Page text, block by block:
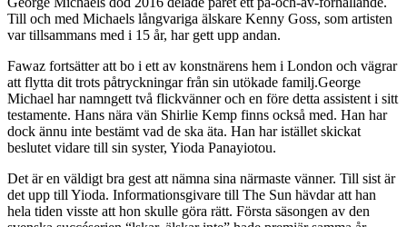
Till och med Michaels långvariga älskare Kenny Goss, som artisten
var tillsammans med i 15 år, har gett upp andan.
Fawaz fortsätter att bo i ett av konstnärens hem i London och vägrar
att flytta dit trots påtryckningar från sin utökade familj.George
Michael har namngett två flickvänner och en före detta assistent i sitt
testamente. Hans nära vän Shirlie Kemp finns också med. Han har
dock ännu inte bestämt vad de ska äta. Han har istället skickat
beslutet vidare till sin syster, Yioda Panayiotou.
Det är en väldigt bra gest att nämna sina närmaste vänner. Till sist är
det upp till Yioda. Informationsgivare till The Sun hävdar att han
hela tiden visste att hon skulle göra rätt. Första säsongen av den